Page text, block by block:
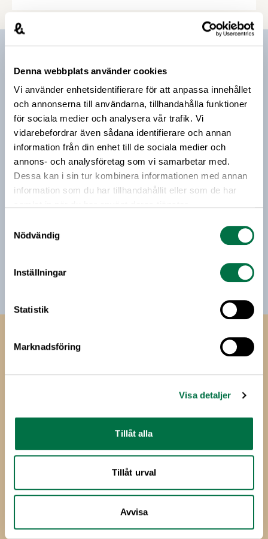
Denna webbplats använder cookies
Vi använder enhetsidentifierare för att anpassa innehållet
och annonserna till användarna, tillhandahålla funktioner
för sociala medier och analysera vår trafik. Vi
vidarebefordrar även sådana identifierare och annan
information från din enhet till de sociala medier och
annons- och analysföretag som vi samarbetar med.
Dessa kan i sin tur kombinera informationen med annan
information som du har tillhandahållit eller som de har
Nödvändig
Inställningar
Statistik
Marknadsföring
Visa detaljer
Tillåt alla
Tillåt urval
Avvisa
ursprungsbeteckningar. Den 19 februari ordnar
Näringsdepartementet och Jordbruksverket en
hur man kan ansöka om marknadsföringsstöd från
EU.
Vårt nyhetsbrev kommer ut 3-4 gånger i månaden och
livsmedelsföretagande och den svenska
livsmedelsbranschen. När du anmäler dig till vårt
nyhetsbrev godkänner du Livsmedelsföretagens
hantering av personuppgifter.
E-post:
Jag vill få relevant information från Livsmedelsföretagen
till min inkorg. Livsmedelsföretagen ska inte dela eller
avsluta prenumerationen.
Livsmedels­företagen
Besök: Storgatan 19
Telefon: 08-762 65 00
Kontakt
VD